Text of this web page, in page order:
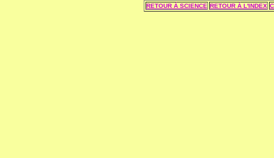
RETOUR Á SCIENCE RETOUR Á L'INDEX